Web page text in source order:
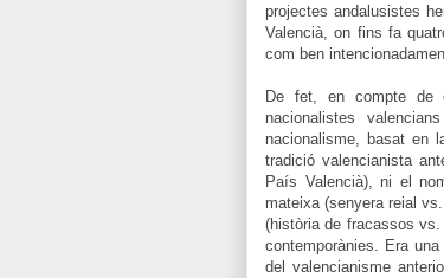
projectes andalusistes
Valencià, on fins fa
com ben
De fet, en compte de
nacionalistes
nacionalisme, basat en
tradició valencianista
País Valencià), ni el
mateixa (senyera reial
(història de fracassos
contemporànies. Era
del valencianisme